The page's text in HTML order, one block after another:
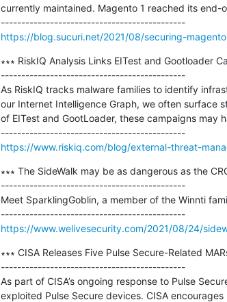
currently maintained. Magento 1 reached its
---------------------------------------------
https://blog.sucuri.net/2021/08/securing-
∗∗∗ RiskIQ Analysis Links EITest and Gootloader
---------------------------------------------
As RiskIQ tracks malware families to identify
our Internet Intelligence Graph, we often surface
of EITest and GootLoader, these campaigns may
---------------------------------------------
https://www.riskiq.com/blog/external-threat-
∗∗∗ The SideWalk may be as dangerous as the
---------------------------------------------
Meet SparklingGoblin, a member of the Winnti
---------------------------------------------
https://www.welivesecurity.com/2021/08/24/
∗∗∗ CISA Releases Five Pulse Secure-Related
---------------------------------------------
As part of CISA’s ongoing response to Pulse
exploited Pulse Secure devices. CISA